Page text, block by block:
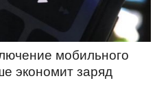
мобильного
экономит заряд